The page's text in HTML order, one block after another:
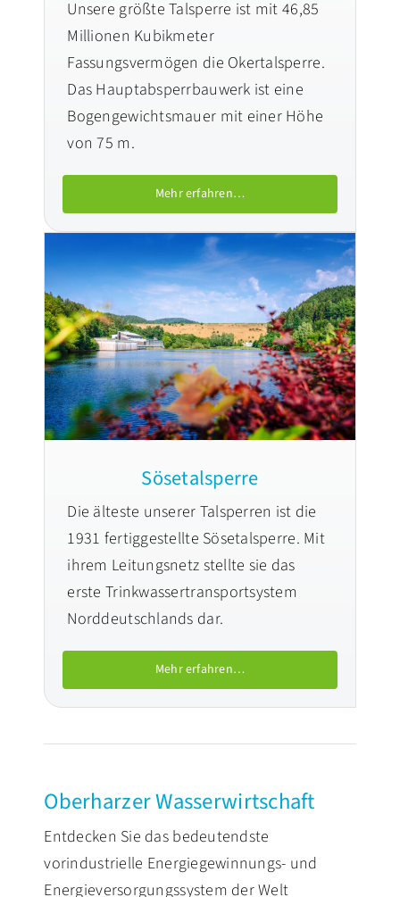
Unsere größte Talsperre ist mit 46,85
Millionen Kubikmeter
Fassungsvermögen die Okertalsperre.
Das Hauptabsperrbauwerk ist eine
Bogengewichtsmauer mit einer Höhe
von 75 m.
Mehr erfahren…
Sösetalsperre
Die älteste unserer Talsperren ist die
1931 fertiggestellte Sösetalsperre. Mit
ihrem Leitungsnetz stellte sie das
erste Trinkwassertransportsystem
Norddeutschlands dar.
Mehr erfahren…
Oberharzer Wasserwirtschaft
Entdecken Sie das bedeutendste
vorindustrielle Energiegewinnungs- und
Energieversorgungssystem der Welt